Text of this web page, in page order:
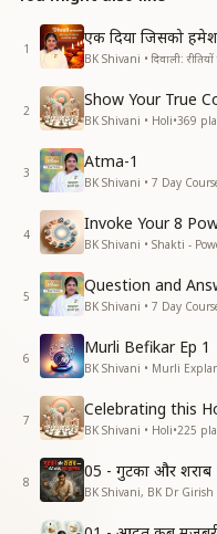
1
एक दिया जिसको
BK Shivani • दिवाली:
2
Show Your True
BK Shivani • Holi•369
3
Atma-1
BK Shivani • 7 Day
4
Invoke Your 8
BK Shivani • Shakti -
5
Question and
BK Shivani • 7 Day
6
Murli Befikar Ep 1
BK Shivani • Murli
7
Celebrating this
BK Shivani • Holi•225
8
05 - गुटका और
BK Shivani, BK Dr Girish